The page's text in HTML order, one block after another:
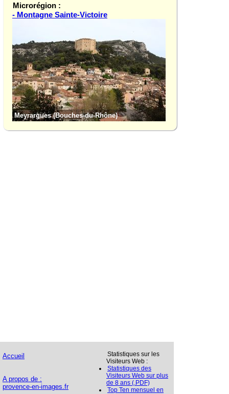
Microrégion :
- Montagne Sainte-Victoire
Meyrargues (Bouches-du-Rhône)
Accueil
A propos de :
provence-en-images.fr
Statistiques sur les
Visiteurs Web :
Statistiques des
Visiteurs Web sur plus
de 8 ans (.PDF)
Top Ten mensuel en